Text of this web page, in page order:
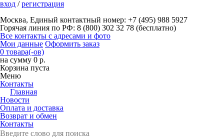
вход /регистрация
Москва, Единый контактный номер: +7 (495) 988 5927
Горячая линия по РФ: 8 (800) 302 32 78 (бесплатно)
Все контакты с адресами и фото
Мои данные Оформить заказ
0 товара(-ов)
на сумму 0 р.
Корзина пуста
Меню
Контакты
Главная
Новости
Оплата и доставка
Возврат и обмен
Контакты